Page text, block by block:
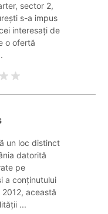
sector 2,
s-a impus
interesați de
o ofertă
un loc distinct
datorită
pe
a conținutului
această
...